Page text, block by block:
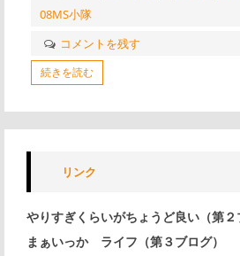
08MS小隊
コメントを残す
続きを読む
リンク
やりすぎくらいがちょうど良い（第２
まぁいっか ライフ（第３ブログ）